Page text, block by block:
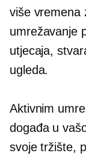
više vremena
umrežavanje
utjecaja,
ugleda.
Aktivnim
događa u
svoje tržište,